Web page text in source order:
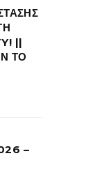
||
ΤΟ
–